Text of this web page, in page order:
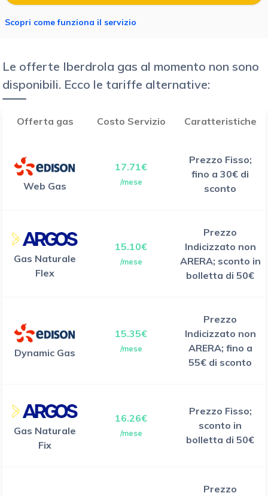
Scopri come funziona il servizio
Le offerte Iberdrola gas al momento non sono
disponibili. Ecco le tariffe alternative:
Offerta gas Costo Servizio Caratteristiche
Web Gas
17.71€
/mese
Prezzo Fisso;
fino a 30€ di
sconto
Gas Naturale
Flex
15.10€
/mese
Prezzo
Indicizzato non
ARERA; sconto in
bolletta di 50€
Dynamic Gas
15.35€
/mese
Prezzo
Indicizzato non
ARERA; fino a
55€ di sconto
Gas Naturale
Fix
16.26€
/mese
Prezzo Fisso;
sconto in
bolletta di 50€
Prezzo